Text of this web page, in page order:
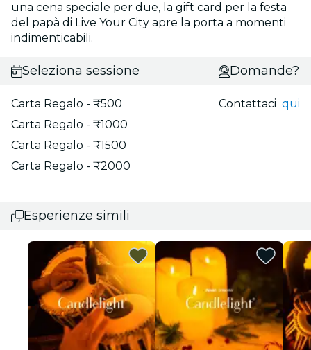
una cena speciale per due, la gift card per la festa
del papà di Live Your City apre la porta a momenti
indimenticabili.
Seleziona sessione
Carta Regalo - ₹500
Carta Regalo - ₹1000
Carta Regalo - ₹1500
Carta Regalo - ₹2000
Domande?
Contattaci qui
Esperienze simili